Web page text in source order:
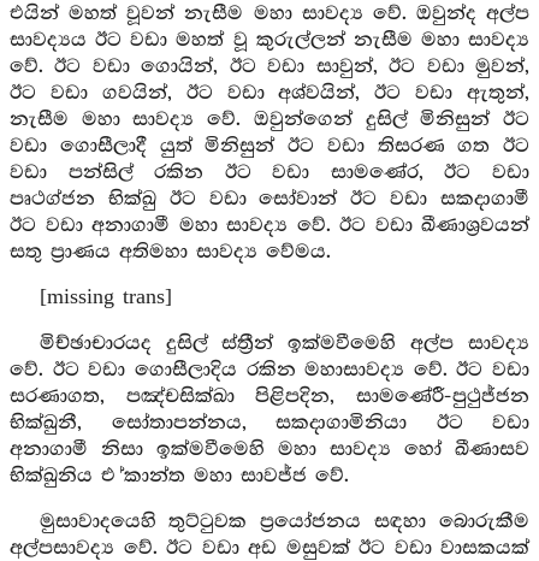
එයින් මහත් වූවන් නැසීම මහා සාවද්‍ය වේ. ඔවුන්ද අල්ප
සාවද්‍යය ඊට වඩා මහත් වූ කුරුල්ලන් නැසීම මහා සාවද්‍ය
වේ. ඊට වඩා ගොයින්, ඊට වඩා සාවුන්, ඊට වඩා මුවන්,
ඊට වඩා ගවයින්, ඊට වඩා අශ්වයින්, ඊට වඩා ඇතුන්,
නැසීම මහා සාවද්‍ය වේ. ඔවුන්ගෙන් දුසිල් මිනිසුන් ඊට
වඩා ගොසීලාදී යුත් මිනිසුන් ඊට වඩා තිසරණ ගත ඊට
වඩා පන්සිල් රකින ඊට වඩා සාමණේර, ඊට වඩා
පෘථග්ජන භික්ඛු ඊට වඩා සෝවාන් ඊට වඩා සකදාගාමී
ඊට වඩා අනාගාමී මහා සාවද්‍ය වේ. ඊට වඩා ඛීණාශ්‍රවයන්
සතු ප්‍රාණය අතිමහා සාවද්‍ය වේමය.
[missing trans]
මිච්ඡාචාරයද දුසිල් ස්ත්‍රීන් ඉක්මවීමෙහි අල්ප සාවද්‍ය
වේ. ඊට වඩා ගොසීලාදිය රකින මහාසාවද්‍ය වේ. ඊට වඩා
සරණාගත, පඤ්චසික්ඛා පිළිපදින, සාමණේරී-පුථුජ්ජන
භික්ඛුනී, සෝතාපන්නය, සකදාගාමිනියා ඊට වඩා
අනාගාමී නිසා ඉක්මවීමෙහි මහා සාවද්‍ය හෝ ඛීණාසව
භික්ඛුනිය එ්කාන්ත මහා සාවජ්ජ වේ.
මුසාවාදයෙහි තුට්ටුවක ප්‍රයෝජනය සඳහා බොරුකීම
අල්පසාවද්‍ය වේ. ඊට වඩා අඩ මසුවක් ඊට වඩා වාසකයක්